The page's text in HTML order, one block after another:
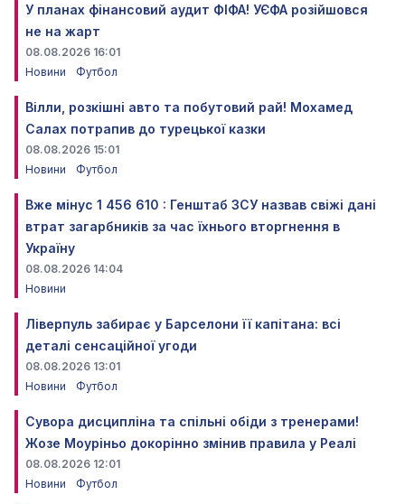
У планах фінансовий аудит ФІФА! УЄФА розійшовся
не на жарт
08.08.2026 16:01
Новини
Футбол
Вілли, розкішні авто та побутовий рай! Мохамед
Салах потрапив до турецької казки
08.08.2026 15:01
Новини
Футбол
Вже мінус 1 456 610 : Генштаб ЗСУ назвав свіжі дані
втрат загарбників за час їхнього вторгнення в
Україну
08.08.2026 14:04
Новини
Ліверпуль забирає у Барселони її капітана: всі
деталі сенсаційної угоди
08.08.2026 13:01
Новини
Футбол
Сувора дисципліна та спільні обіди з тренерами!
Жозе Моуріньо докорінно змінив правила у Реалі
08.08.2026 12:01
Новини
Футбол